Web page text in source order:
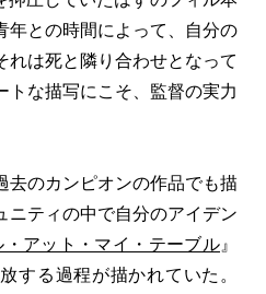
との時間によって、自分の
は死と隣り合わせとなって
な描写にこそ、監督の実力
のカンピオンの作品でも描
ニティの中で自分のアイデン
・アット・マイ・テーブル』
する過程が描かれていた。